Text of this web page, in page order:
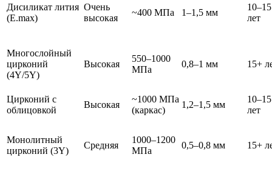
Дисиликат лития
(E.max)
Очень
высокая
~400 МПа 1–1,5 мм
10–15
лет
Многослойный
цирконий
(4Y/5Y)
Высокая
550–1000
МПа
0,8–1 мм 15+
Цирконий с
облицовкой
Высокая
~1000 МПа
(каркас)
1,2–1,5 мм
10–15
лет
Монолитный
цирконий (3Y)
Средняя
1000–1200
МПа
0,5–0,8 мм 15+